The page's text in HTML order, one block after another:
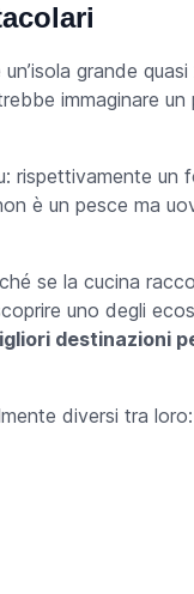
grande
immaginare
: rispettivamente un
è un pesce ma
se la cucina
uno degli
destinazioni
diversi tra loro: